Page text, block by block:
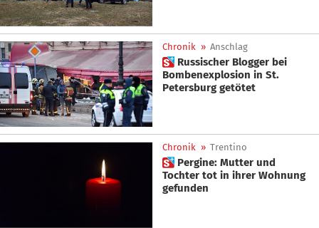
Chronik » Anschlag
 Russischer Blogger bei
Bombenexplosion in St.
Petersburg getötet
Chronik » Trentino
 Pergine: Mutter und
Tochter tot in ihrer Wohnung
gefunden